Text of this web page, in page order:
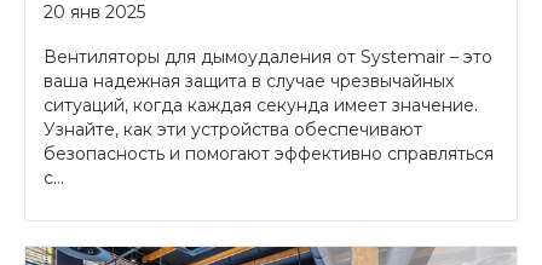
20 янв 2025
Вентиляторы для дымоудаления от Systemair – это
ваша надежная защита в случае чрезвычайных
ситуаций, когда каждая секунда имеет значение.
Узнайте, как эти устройства обеспечивают
безопасность и помогают эффективно справляться
с...